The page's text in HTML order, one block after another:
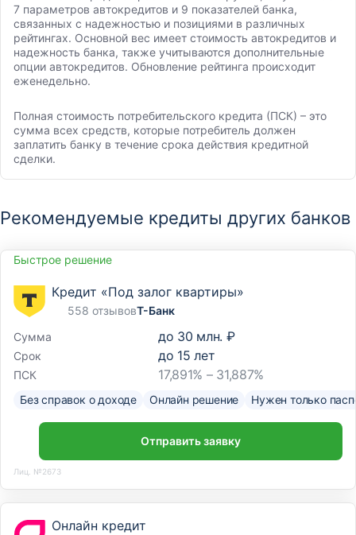
7 параметров автокредитов и 9 показателей банка,
связанных с надежностью и позициями в различных
рейтингах. Основной вес имеет стоимость автокредитов и
надежность банка, также учитываются дополнительные
опции автокредитов. Обновление рейтинга происходит
еженедельно.
Полная стоимость потребительского кредита (ПСК) – это
сумма всех средств, которые потребитель должен
заплатить банку в течение срока действия кредитной
сделки.
Рекомендуемые кредиты других банков
Быстрое решение
Кредит «Под залог квартиры»
558 отзывовТ-Банк
Сумма
до 30 млн. ₽
Срок до 15 лет
ПСК 17,891% – 31,887%
Без справок о доходе Онлайн решение Нужен только
Отправить заявку
Лиц. №2673
Онлайн кредит